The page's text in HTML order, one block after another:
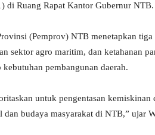
di Ruang Rapat Kantor Gubernur NTB.
(Pemprov) NTB menetapkan
sektor agro maritim, dan ketahanan
pembangunan daerah.
untuk pengentasan
budaya masyarakat di NTB,” ujar